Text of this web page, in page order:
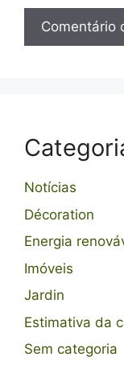
Notícias
Décoration
Energia
Imóveis
Jardin
Estimativa da
Sem categoria